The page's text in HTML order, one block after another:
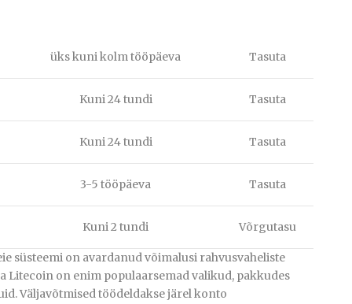
üks kuni kolm tööpäeva Tasuta
Kuni 24 tundi Tasuta
Kuni 24 tundi Tasuta
3-5 tööpäeva Tasuta
Kuni 2 tundi Võrgutasu
süsteemi on avardanud võimalusi rahvusvaheliste
Litecoin on enim populaarsemad valikud, pakkudes
Väljavõtmised töödeldakse järel konto